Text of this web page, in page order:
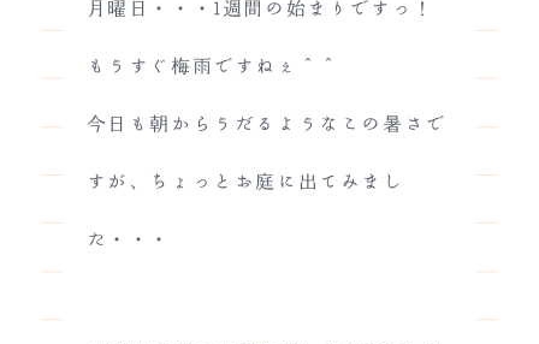
月曜日・・・1週間の始まりですっ！
もうすぐ梅雨ですねぇ＾＾
今日も朝からうだるようなこの暑さで
すが、ちょっとお庭に出てみまし
た・・・